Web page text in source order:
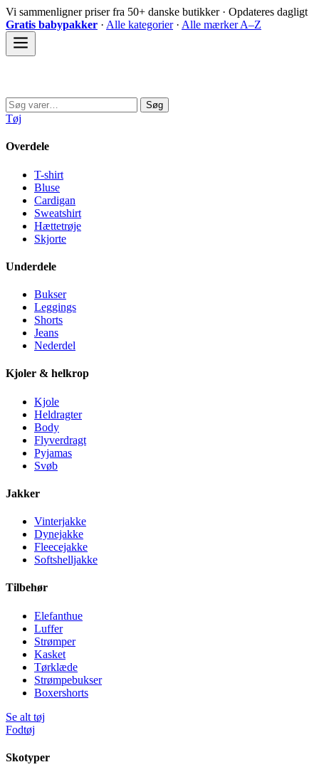
Spring
til
indhold
Vi sammenligner priser fra 50+ danske butikker · Opdateres dagligt
Gratis babypakker · Alle kategorier· Alle mærker A–Z
Søg
efter:
Søg
Tøj
Overdele
T-shirt
Bluse
Cardigan
Sweatshirt
Hættetrøje
Skjorte
Underdele
Bukser
Leggings
Shorts
Jeans
Nederdel
Kjoler & helkrop
Kjole
Heldragter
Body
Flyverdragt
Pyjamas
Svøb
Jakker
Vinterjakke
Dynejakke
Fleecejakke
Softshelljakke
Tilbehør
Elefanthue
Luffer
Strømper
Kasket
Tørklæde
Strømpebukser
Boxershorts
Se alt tøj
Fodtøj
Skotyper